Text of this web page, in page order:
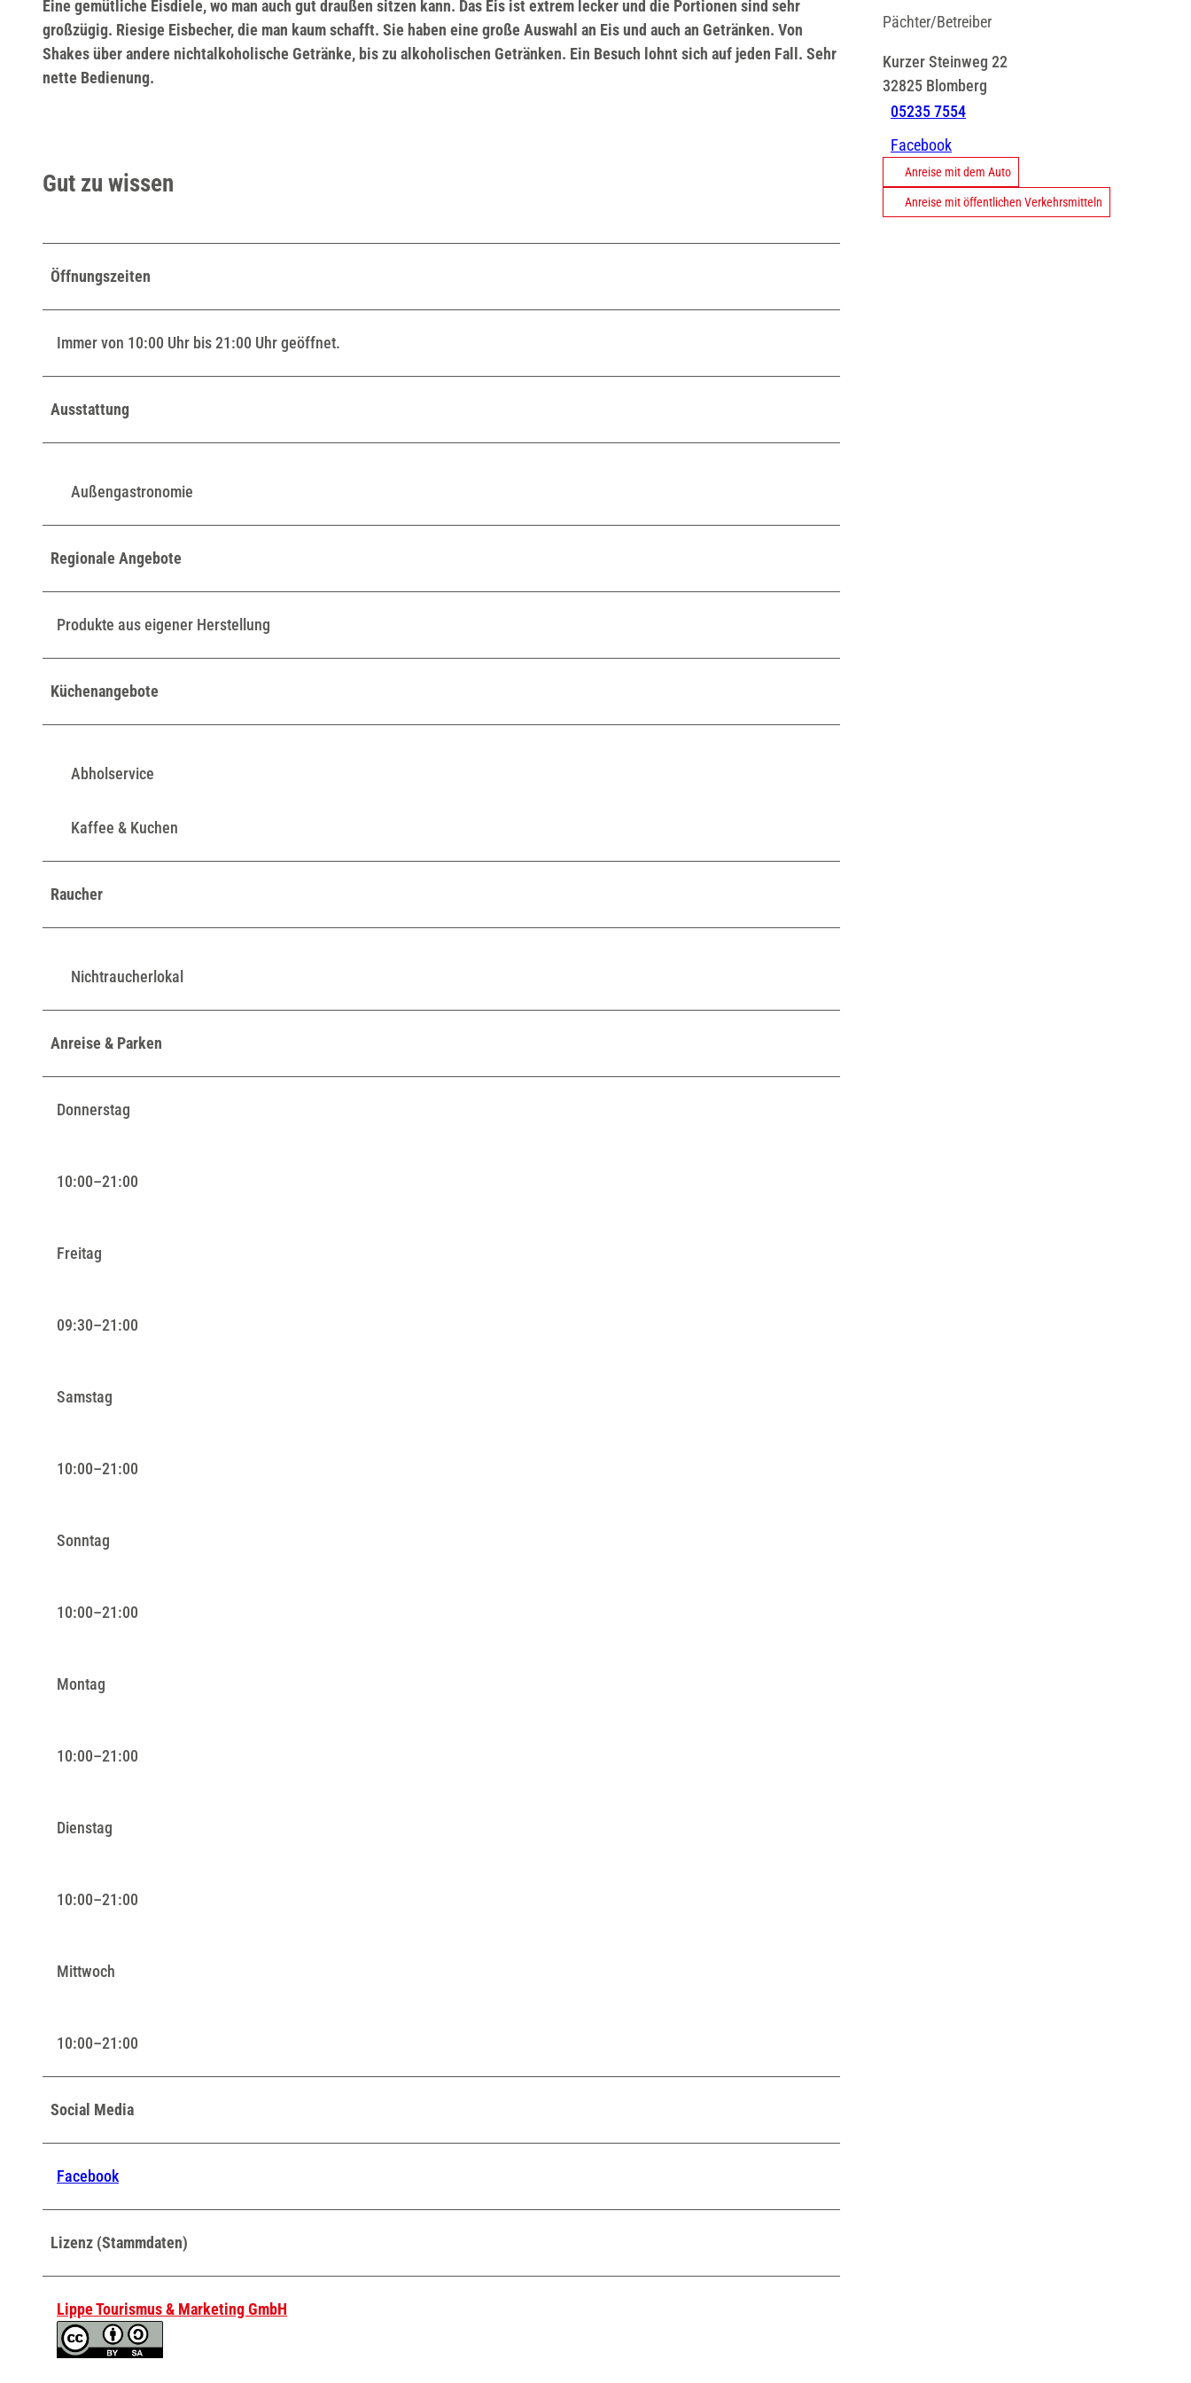
Eine gemütliche Eisdiele, wo man auch gut draußen sitzen kann. Das Eis ist extrem lecker und die Portionen sind sehr
großzügig. Riesige Eisbecher, die man kaum schafft. Sie haben eine große Auswahl an Eis und auch an Getränken. Von
Shakes über andere nichtalkoholische Getränke, bis zu alkoholischen Getränken. Ein Besuch lohnt sich auf jeden Fall. Sehr
nette Bedienung.
Gut zu wissen
Öffnungszeiten
Immer von 10:00 Uhr bis 21:00 Uhr geöffnet.
Ausstattung
Außengastronomie
Regionale Angebote
Produkte aus eigener Herstellung
Küchenangebote
Abholservice
Kaffee & Kuchen
Raucher
Nichtraucherlokal
Anreise & Parken
Donnerstag
10:00–21:00
Freitag
09:30–21:00
Samstag
10:00–21:00
Sonntag
10:00–21:00
Montag
10:00–21:00
Dienstag
10:00–21:00
Mittwoch
10:00–21:00
Social Media
Facebook
Lizenz (Stammdaten)
Lippe Tourismus & Marketing GmbH
Pächter/Betreiber
Kurzer Steinweg 22
32825 Blomberg
05235 7554
Facebook
Anreise mit dem Auto
Anreise mit öffentlichen Verkehrsmitteln